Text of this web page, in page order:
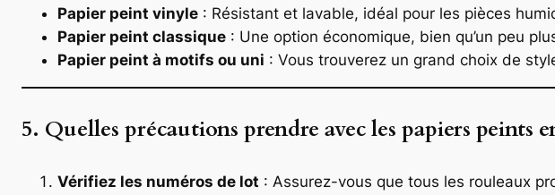
Papier peint vinyle : Résistant et lavable, idéal pour les pièces
Papier peint classique : Une option économique, bien qu’un peu
Papier peint à motifs ou uni : Vous trouverez un grand choix de
5. Quelles précautions prendre avec les papiers peints
Vérifiez les numéros de lot : Assurez-vous que tous les rouleaux